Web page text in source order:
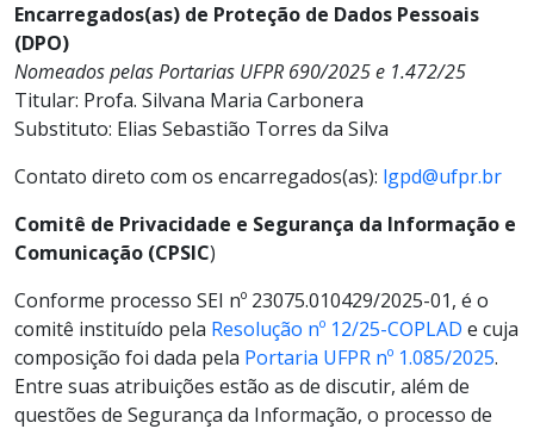
Encarregados(as) de Proteção de Dados Pessoais
(DPO)
Nomeados pelas Portarias UFPR 690/2025 e 1.472/25
Titular: Profa. Silvana Maria Carbonera
Substituto: Elias Sebastião Torres da Silva
Contato direto com os encarregados(as): lgpd@ufpr.br
Comitê de Privacidade e Segurança da Informação e
Comunicação (CPSIC)
Conforme processo SEI nº 23075.010429/2025-01, é o
comitê instituído pela Resolução nº 12/25-COPLAD e cuja
composição foi dada pela Portaria UFPR nº 1.085/2025.
Entre suas atribuições estão as de discutir, além de
questões de Segurança da Informação, o processo de